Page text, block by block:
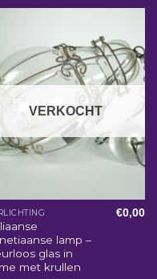
VERKOCHT
lamp –
glas in
met krullen
€0,00